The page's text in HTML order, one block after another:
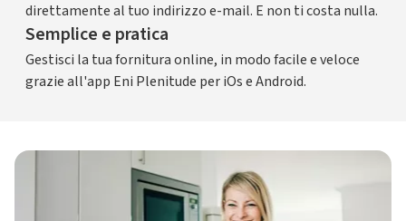
direttamente al tuo indirizzo e-mail. E non ti costa nulla.
Semplice e pratica
Gestisci la tua fornitura online, in modo facile e veloce
grazie all'app Eni Plenitude per iOs e Android.